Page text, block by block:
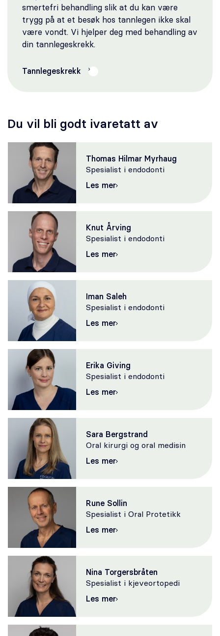
smertefri behandling slik at du kan være
trygg på at et besøk hos tannlegen ikke skal
være vondt. Vi hjelper deg med behandling av
din tannlegeskrekk.
Tannlegeskrekk
Du vil bli godt ivaretatt av
Thomas Hilmar Myrhaug
Spesialist i endodonti
Les mer
Knut Årving
Spesialist i endodonti
Les mer
Iman Saleh
Spesialist i endodonti
Les mer
Erika Giving
Spesialist i endodonti
Les mer
Sara Bergstrand
Oral kirurgi og oral medisin
Les mer
Rune Sollin
Spesialist i Oral Protetikk
Les mer
Nina Torgersbråten
Spesialist i kjeveortopedi
Les mer